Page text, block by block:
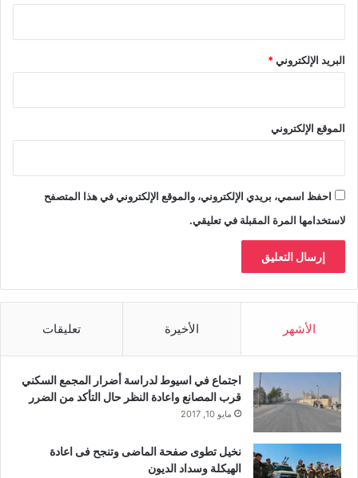
البريد الإلكتروني*
الموقع الإلكتروني
احفظ اسمي، بريدي الإلكتروني، والموقع الإلكتروني في هذا المتصفح
لاستخدامها المرة المقبلة في تعليقي.
الأشهر الأخيرة تعليقات
اجتماع في اسيوط لدراسة أضرار المجمع السكني
قرب المصانع واعادة النظر حال التأكد من الضرر
مايو 10, 2017
نخيل تطوى صفحة الماضى وتنجح فى اعادة
الهيكلة وسداد الديون